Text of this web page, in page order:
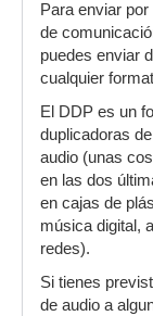
Para enviar
de
puedes enviar
cualquier
El DDP es un
duplicadoras
audio (unas
en las dos
en cajas de
música digital,
redes).
Si tienes
de audio a